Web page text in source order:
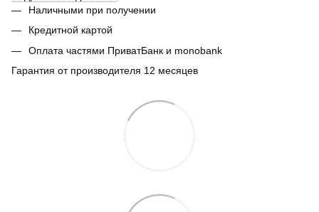
Наличными при получении
Кредитной картой
Оплата частями ПриватБанк и monobank
Гарантия от производителя 12 месяцев